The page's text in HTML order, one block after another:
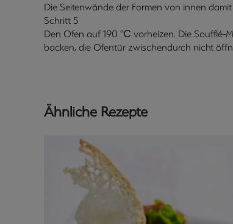
Die Seitenwände der Formen von innen
Schritt 5
Den Ofen auf 190 °С vorheizen. Die Soufflé-
backen, die Ofentür zwischendurch nicht
Ähnliche Rezepte